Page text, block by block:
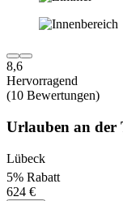
8,6
Hervorragend
(10 Bewertungen)
Urlauben an der
Lübeck
5% Rabatt
624 €